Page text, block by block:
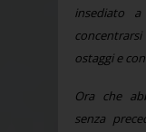
insediato a
ostaggi e
Ora che
senza